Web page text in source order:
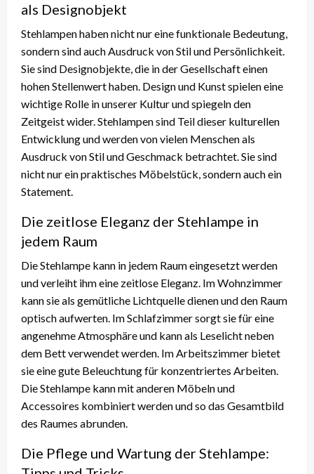
als Designobjekt
Stehlampen haben nicht nur eine funktionale Bedeutung,
sondern sind auch Ausdruck von Stil und Persönlichkeit.
Sie sind Designobjekte, die in der Gesellschaft einen
hohen Stellenwert haben. Design und Kunst spielen eine
wichtige Rolle in unserer Kultur und spiegeln den
Zeitgeist wider. Stehlampen sind Teil dieser kulturellen
Entwicklung und werden von vielen Menschen als
Ausdruck von Stil und Geschmack betrachtet. Sie sind
nicht nur ein praktisches Möbelstück, sondern auch ein
Statement.
Die zeitlose Eleganz der Stehlampe in
jedem Raum
Die Stehlampe kann in jedem Raum eingesetzt werden
und verleiht ihm eine zeitlose Eleganz. Im Wohnzimmer
kann sie als gemütliche Lichtquelle dienen und den Raum
optisch aufwerten. Im Schlafzimmer sorgt sie für eine
angenehme Atmosphäre und kann als Leselicht neben
dem Bett verwendet werden. Im Arbeitszimmer bietet
sie eine gute Beleuchtung für konzentriertes Arbeiten.
Die Stehlampe kann mit anderen Möbeln und
Accessoires kombiniert werden und so das Gesamtbild
des Raumes abrunden.
Die Pflege und Wartung der Stehlampe: